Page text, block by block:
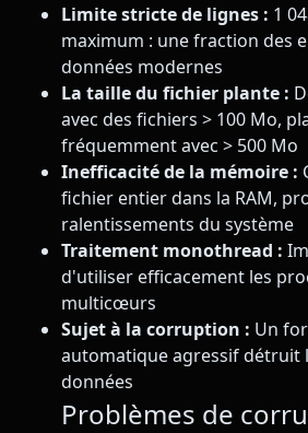
Limite stricte de lignes : 1
maximum : une fraction des
données modernes
La taille du fichier plante :
avec des fichiers > 100 Mo,
fréquemment avec > 500 Mo
Inefficacité de la mémoire :
fichier entier dans la RAM,
ralentissements du système
Traitement monothread :
d'utiliser efficacement les
multicœurs
Sujet à la corruption : Un
automatique agressif détruit
données
Problèmes de